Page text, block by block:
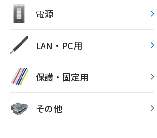
電源
LAN・PC用
保護・固定用
その他